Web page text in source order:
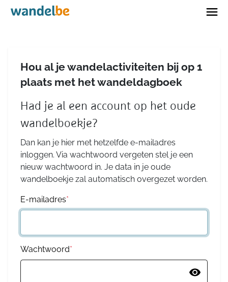
Home
Hou al je wandelactiviteiten bij op 1
plaats met het wandeldagboek
Had je al een account op het oude
wandelboekje?
Dan kan je hier met hetzelfde e-mailadres
inloggen. Via wachtwoord vergeten stel je een
nieuw wachtwoord in. Je data in je oude
wandelboekje zal automatisch overgezet worden.
E-mailadres*
Wachtwoord*